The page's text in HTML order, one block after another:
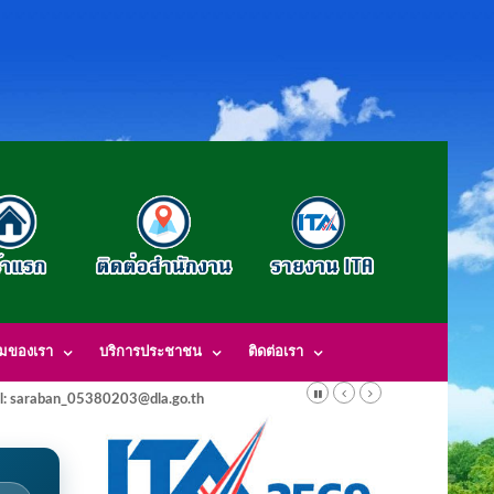
ของเรา บริการประชาชน ติดต่อเรา